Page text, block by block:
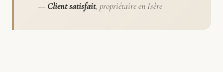
— Client satisfait, propriétaire en Isère